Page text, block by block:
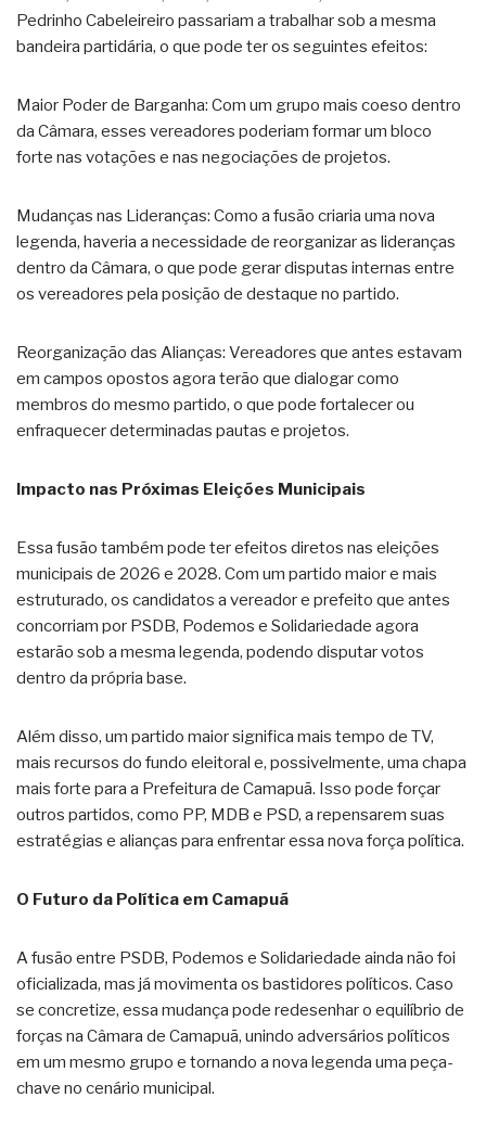
Pedrinho Cabeleireiro passariam a trabalhar sob a mesma
bandeira partidária, o que pode ter os seguintes efeitos:
Maior Poder de Barganha: Com um grupo mais coeso dentro
da Câmara, esses vereadores poderiam formar um bloco
forte nas votações e nas negociações de projetos.
Mudanças nas Lideranças: Como a fusão criaria uma nova
legenda, haveria a necessidade de reorganizar as lideranças
dentro da Câmara, o que pode gerar disputas internas entre
os vereadores pela posição de destaque no partido.
Reorganização das Alianças: Vereadores que antes estavam
em campos opostos agora terão que dialogar como
membros do mesmo partido, o que pode fortalecer ou
enfraquecer determinadas pautas e projetos.
Impacto nas Próximas Eleições Municipais
Essa fusão também pode ter efeitos diretos nas eleições
municipais de 2026 e 2028. Com um partido maior e mais
estruturado, os candidatos a vereador e prefeito que antes
concorriam por PSDB, Podemos e Solidariedade agora
estarão sob a mesma legenda, podendo disputar votos
dentro da própria base.
Além disso, um partido maior significa mais tempo de TV,
mais recursos do fundo eleitoral e, possivelmente, uma chapa
mais forte para a Prefeitura de Camapuã. Isso pode forçar
outros partidos, como PP, MDB e PSD, a repensarem suas
estratégias e alianças para enfrentar essa nova força política.
O Futuro da Política em Camapuã
A fusão entre PSDB, Podemos e Solidariedade ainda não foi
oficializada, mas já movimenta os bastidores políticos. Caso
se concretize, essa mudança pode redesenhar o equilíbrio de
forças na Câmara de Camapuã, unindo adversários políticos
em um mesmo grupo e tornando a nova legenda uma peça-
chave no cenário municipal.